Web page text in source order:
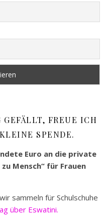
FREUE ICH
SPENDE.
Euro an die private
Mensch“ für Frauen
sammeln für Schulschuhe
über Eswatini.